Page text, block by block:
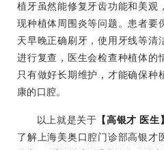
植牙虽然能修复牙齿功能和美观
现种植体周围炎等问题。患者要
天早晚正确刷牙，使用牙线等清
进行复查，医生会检查种植体的
只有做好长期维护，才能确保种
康的口腔。
以上就是关于 【高银才 医生】
了解上海美奥口腔门诊部高银才